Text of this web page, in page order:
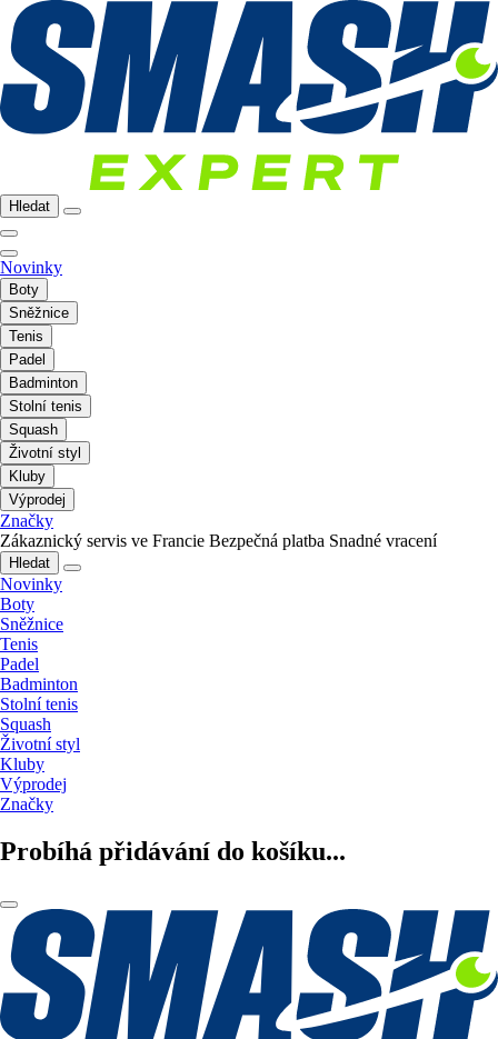
Hledat
Novinky
Boty
Sněžnice
Tenis
Padel
Badminton
Stolní tenis
Squash
Životní styl
Kluby
Výprodej
Značky
Zákaznický servis ve Francie Bezpečná platba Snadné vracení
Hledat
Novinky
Boty
Sněžnice
Tenis
Padel
Badminton
Stolní tenis
Squash
Životní styl
Kluby
Výprodej
Značky
Probíhá přidávání do košíku...